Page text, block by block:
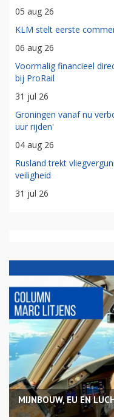
05 aug 26
KLM stelt eerste
06 aug 26
Voormalig financieel
bij ProRail
31 jul 26
Groningen vanaf nu
uur rijden'
04 aug 26
Rusland trekt
veiligheid
31 jul 26
MIJNBOUW, EU EN